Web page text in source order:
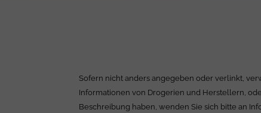
Sofern nicht anders angegeben oder verlinkt,
Informationen von Drogerien und Herstellern,
Beschreibung haben, wenden Sie sich bitte an